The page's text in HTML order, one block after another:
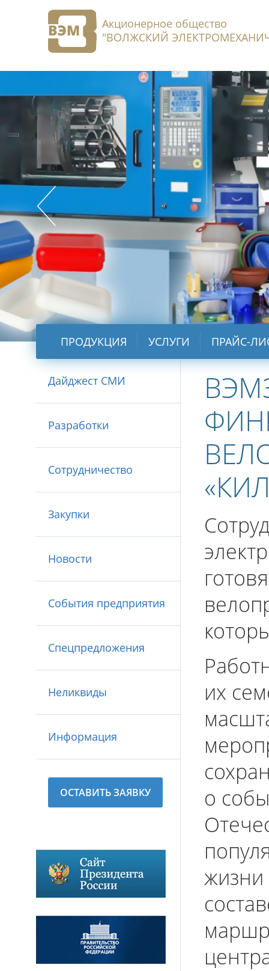
Акционерное общество
"ВОЛЖСКИЙ
ПРОДУКЦИЯ УСЛУГИ ПРАЙС-
Дайджест СМИ
Разработки
Сотрудничество
Закупки
Новости
События предприятия
Спецпредложения
Неликвиды
Информация
ОСТАВИТЬ ЗАЯВКУ
их
о
жизни